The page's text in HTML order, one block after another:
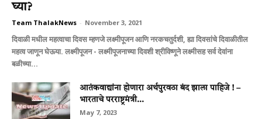
घ्या?
Team ThalakNews - November 3, 2021
दिवाळी मधील महत्वाचा दिवस म्हणजे लक्ष्मीपूजन आणि नरकचतुर्दशी, ह्या दिवसांचे दिवाळीतील
महत्व जाणून घेऊया. लक्ष्मीपूजन - लक्ष्मीपूजनाच्या दिवशी श्रीविष्णूने लक्ष्मीसह सर्व देवांना
बळीच्या...
आतंकवाद्यांना होणारा अर्थपुरवठा बंद झाला पाहिजे ! –
भारताचे परराष्ट्रमंत्री...
May 7, 2023